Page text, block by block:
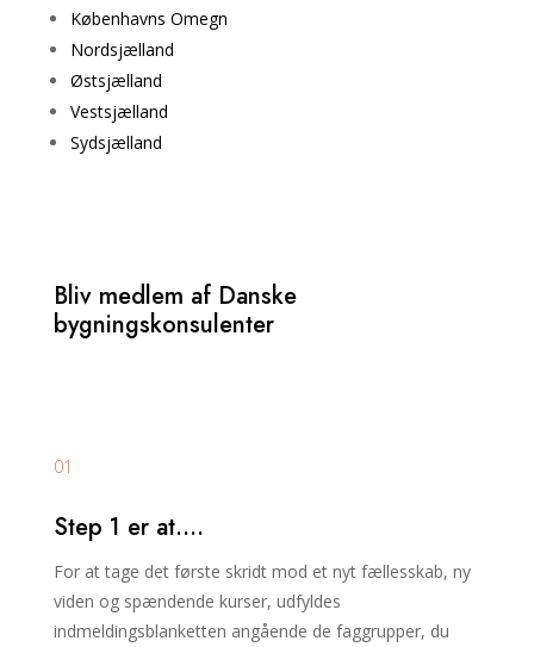
Københavns Omegn
Nordsjælland
Østsjælland
Vestsjælland
Sydsjælland
Bliv medlem af Danske
bygningskonsulenter
01
Step 1 er at….
For at tage det første skridt mod et nyt fællesskab, ny
viden og spændende kurser, udfyldes
indmeldingsblanketten angående de faggrupper, du